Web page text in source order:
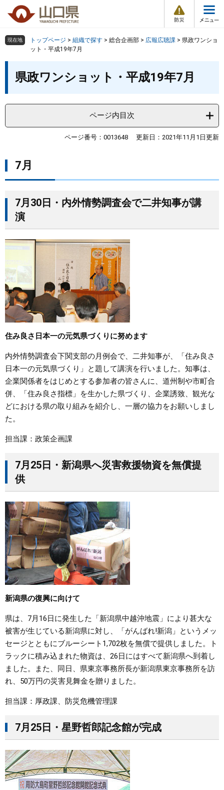
の
頭
。
ー
飛
て
本
へ
情
報
メ
ュ
組織で探す
健康・福祉
しごと・産業・観光
まちづくり
県政情報
検索の仕方 組織で探す サイトマップで探す
現在地 トップページ > 組織で探す > 総合企画部 > 広報広聴課 > 県政ワンショ
ット・平成19年7月
県政ワンショット・平成19年7月
ページ内目次
ページ番号：0013648 更新日：2021年11月1日更新
7月
7月30日・内外情勢調査会で二井知事が講
演
住み良さ日本一の元気県づくりに努めます
内外情勢調査会下関支部の月例会で、二井知事が、「住み良さ
日本一の元気県づくり」と題して講演を行いました。知事は、
企業関係者をはじめとする参加者の皆さんに、道州制や市町合
併、「住み良さ指標」を生かした県づくり、企業誘致、観光な
どにおける県の取り組みを紹介し、一層の協力をお願いしまし
た。
担当課：政策企画課
7月25日・新潟県へ災害救援物資を無償提
供
新潟県の復興に向けて
県は、7月16日に発生した「新潟県中越沖地震」により甚大な
被害が生じている新潟県に対し、「がんばれ!新潟」というメッ
セージとともにブルーシート1,702枚を無償で提供しました。ト
ラックに積み込まれた物資は、26日にはすべて新潟県へ到着し
ました。また、同日、県東京事務所長が新潟県東京事務所を訪
れ、50万円の災害見舞金を贈りました。
担当課：厚政課、防災危機管理課
7月25日・星野哲郎記念館が完成